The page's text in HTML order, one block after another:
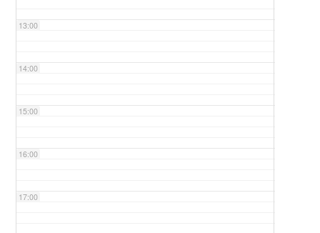
13:00
14:00
15:00
16:00
17:00